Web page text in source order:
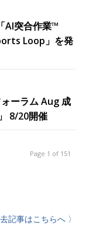
AI突合作業™︎
Loop」を発
ーラム Aug 成
8/20開催
Page 1 of 151
記事はこちらへ 〉